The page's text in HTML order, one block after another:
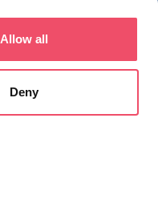
Allow all
Deny